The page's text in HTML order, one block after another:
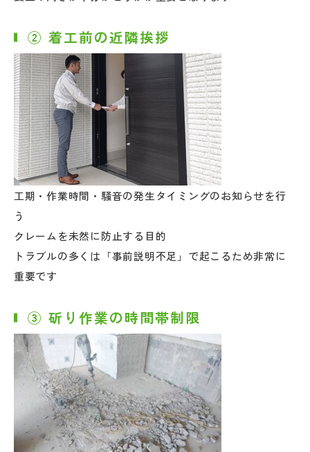
② 着工前の近隣挨拶
工期・作業時間・騒音の発生タイミングのお知らせを行
う
クレームを未然に防止する目的
トラブルの多くは「事前説明不足」で起こるため非常に
重要です
③ 斫り作業の時間帯制限